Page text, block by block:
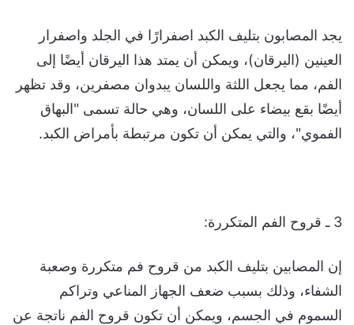
يجد المصابون بتليف الكبد اصفرارًا في الجلد واصفرار
العينين (اليرقان)، ويمكن أن يمتد هذا اليرقان أيضًا إلى
الفم، مما يجعل اللثة واللسان يبدوان مصفرين، وقد تظهر
أيضًا بقع بيضاء على اللسان، وهي حالة تسمى "البهاق
الفموي"، والتي يمكن أن تكون مرتبطة بأمراض الكبد.
3 ـ قروح الفم المتكررة:
إن المصابين بتليف الكبد من قروح فم متكررة وصعبة
الشفاء، وذلك بسبب ضعف الجهاز المناعي وتراكم
السموم في الجسم، ويمكن أن تكون قروح الفم ناتجة عن